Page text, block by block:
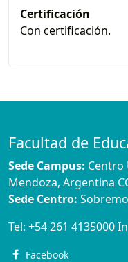
Certificación
Con certificación.
Facultad de
Sede Campus: Centro
Mendoza, Argentina
Sede Centro:
Tel: +54 261 4135000
Facebook